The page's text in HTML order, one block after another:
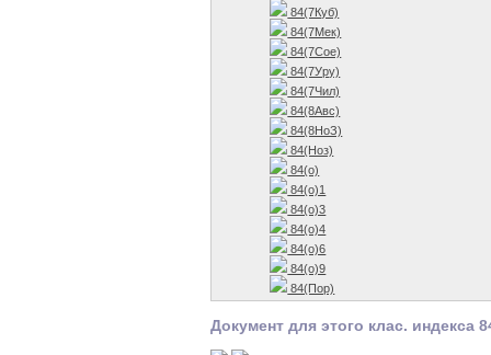
84(7Куб)
84(7Мек)
84(7Сое)
84(7Уру)
84(7Чил)
84(8Авс)
84(8НоЗ)
84(Ноз)
84(о)
84(о)1
84(о)3
84(о)4
84(о)6
84(о)9
84(Пор)
Документ для этого клас. индекса